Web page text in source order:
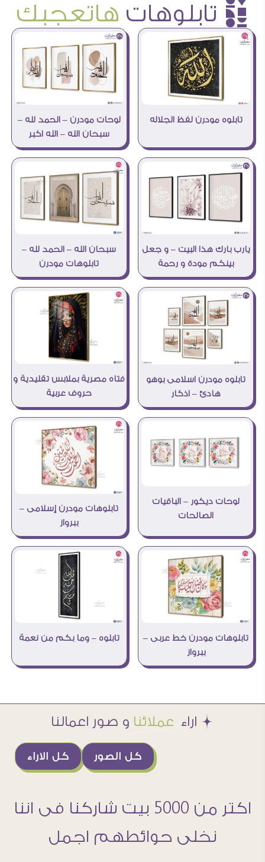
è تابلوهات هاتعجبك
تابلوه مودرن لفظ الجلاله
لوحات مودرن – الحمد لله –
سبحان الله – الله اكبر
يارب بارك هذا البيت – و جعل
بينكم مودة و رحمة
سبحان الله – الحمد لله –
تابلوهات مودرن
تابلوه مودرن اسلامى بوهو
هادئ – اذكار
فتاه مصرية بملابس تقليدية و
حروف عربية
لوحات ديكور – الباقيات
الصالحات
تابلوهات مودرن إسلامى –
ببرواز
تابلوهات مودرن خط عربى –
ببرواز
تابلوه – وما بكم من نعمة
Æ اراء عملائنا و صور اعمالنا
كل الاراء كل الصور
اكتر من 5000 بيت شاركنا فى اننا
نخلى حوائطهم اجمل